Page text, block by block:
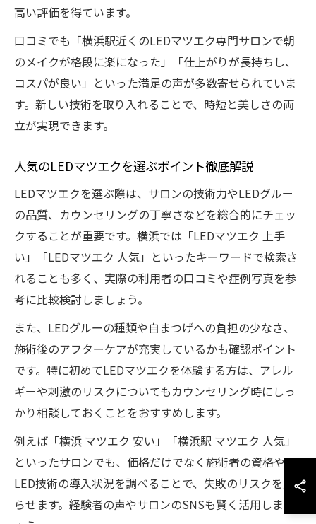
高い評価を得ています。
口コミでも「横浜駅近くのLEDマツエク専門サロンで朝
のメイクが格段に楽になった」「仕上がりが長持ちし、
コスパが良い」といった満足の声が多数寄せられていま
す。新しい技術を取り入れることで、時短と美しさの両
立が実現できます。
人気のLEDマツエクを選ぶポイント徹底解説
LEDマツエクを選ぶ際は、サロンの技術力やLEDグルー
の品質、カウンセリングの丁寧さなどを総合的にチェッ
クすることが重要です。横浜では「LEDマツエク 上手
い」「LEDマツエク 人気」といったキーワードで検索さ
れることも多く、実際の利用者の口コミや症例写真を参
考に比較検討しましょう。
また、LEDグルーの種類や自まつげへの負担の少なさ、
施術後のアフターケアが充実しているかも確認ポイント
です。特に初めてLEDマツエクを体験する方は、アレル
ギーや刺激のリスクについてもカウンセリング時にしっ
かり相談しておくことをおすすめします。
例えば「横浜 マツエク 安い」「横浜駅 マツエク 人気」
といったサロンでも、価格だけでなく施術者の資格や
LED技術の導入状況を調べることで、失敗のリスクを減
らせます。経験者の声やサロンのSNSも賢く活用しまし